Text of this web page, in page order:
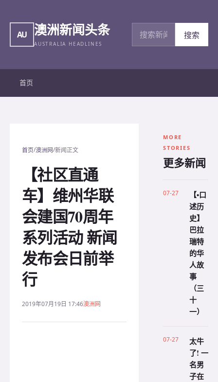
AU 澳洲新闻头条
AUSTRALIA HEADLINES
搜索新闻
搜索
首页
首页/澳洲网/新闻正文
【社区直通
车】维州华联
会建国70周年
系列活动 新闻
发布会日前举
行
2019年07月19日 17:46澳洲网
MORE
STORIES
更多新闻
07-27
【•口
述历
史】
巴拉
瑞特
的华
人故
事
（三
十
一）
07-27
太牛
了! 一
名男
子在